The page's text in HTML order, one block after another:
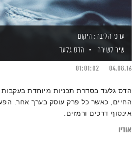
ערכי הליבה: היקום
שיר לשירה
הדס גלעד
04.08.16
01:01:02
הדס גלעד בסדרת תכניות מיוחדת
החיים, כאשר כל פרק עוסק בערך אחר.
אינסוף דרכים ורמזים.
אודיו